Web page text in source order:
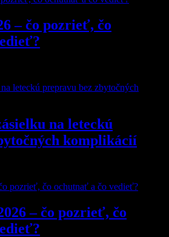
– čo pozrieť, čo
na leteckú
komplikácií
– čo pozrieť, čo